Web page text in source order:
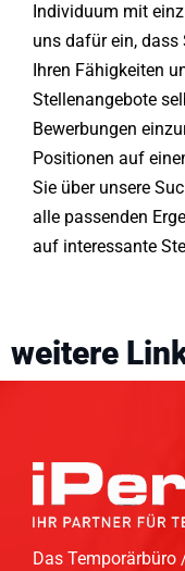
Individuum mit
uns dafür ein, dass
Ihren Fähigkeiten
Stellenangebote
Bewerbungen
Positionen auf
Sie über unsere
alle passenden
auf interessante
weitere
Das